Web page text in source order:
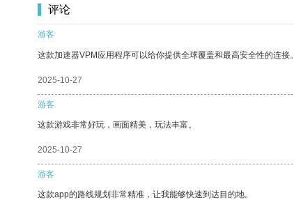
评论
游客
这款加速器VPM应用程序可以给你提供全球覆盖和最高安全性的连接。
2025-10-27
游客
这款游戏非常好玩，画面精美，玩法丰富。
2025-10-27
游客
这款app的路线规划非常精准，让我能够快速到达目的地。